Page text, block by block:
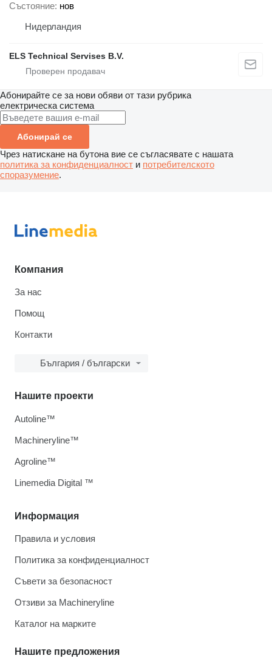
Състояние нов
Нидерландия
ELS Technical Servises B.V.
Абонирайте се за нови обяви от тази рубрика
електрическа система
Абонирай се
Чрез натискане на бутона вие се съгласявате с нашата
политика за конфиденциалност и потребителското
споразумение.
Компания
За нас
Помощ
Контакти
България / български
Информация
Правила и условия
Политика за конфиденциалност
Съвети за безопасност
Отзиви за Machineryline
Каталог на марките
Нашите предложения
Нашите проекти
Autoline™
Machineryline™
Agroline™
Linemedia Digital ™